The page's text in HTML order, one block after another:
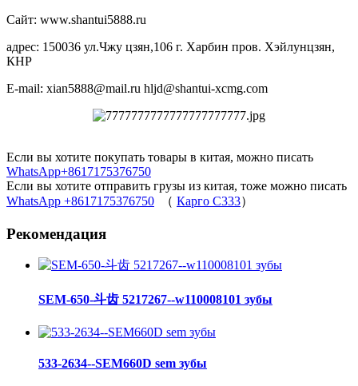
Сайт: www.shantui5888.ru
адрес: 150036 ул.Чжу цзян,106 г. Харбин пров. Хэйлунцзян,
КНР
E-mail: xian5888@mail.ru hljd@shantui-xcmg.com
Если вы хотите покупать товары в китая, можно писать
WhatsApp+8617175376750
Если вы хотите отправить грузы из китая, тоже можно писать
WhatsApp +8617175376750 （ Карго C333）
Рекомендация
SEM-650-斗齿 5217267--w110008101 зубы
533-2634--SEM660D sem зубы